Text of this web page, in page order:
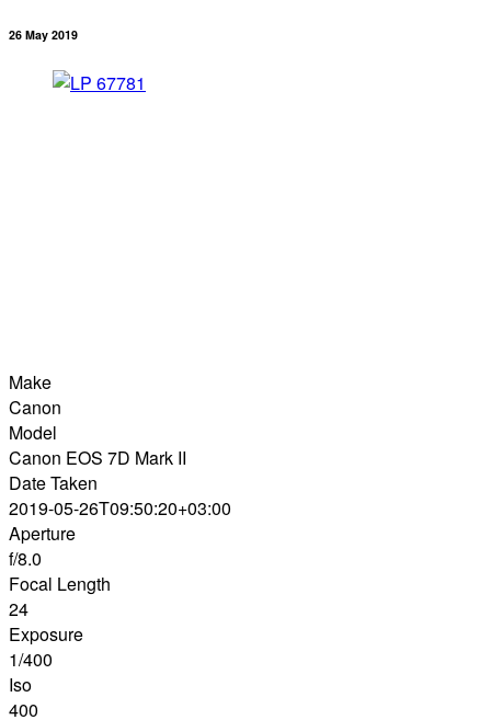
26 May 2019
Make
Canon
Model
Canon EOS 7D Mark II
Date Taken
2019-05-26T09:50:20+03:00
Aperture
f/8.0
Focal Length
24
Exposure
1/400
Iso
400